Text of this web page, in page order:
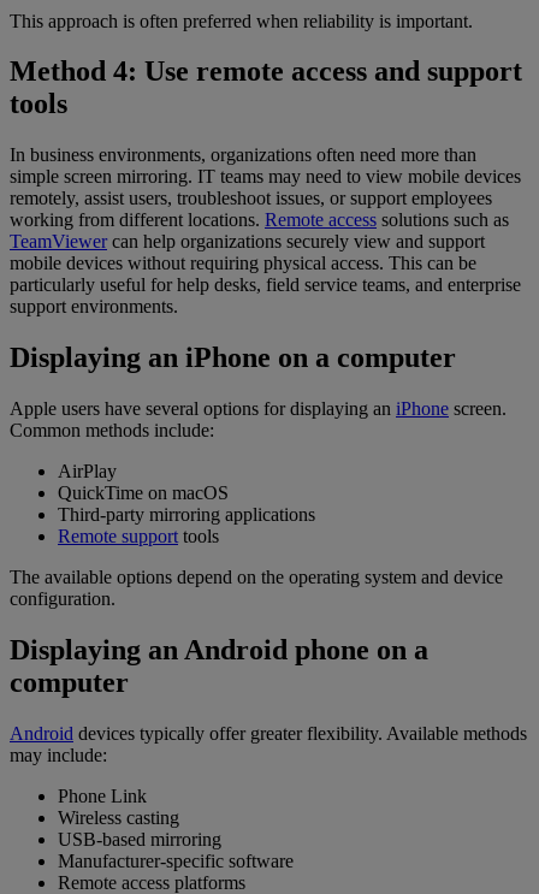
This approach is often preferred when reliability is important.
Method 4: Use remote access and support
tools
In business environments, organizations often need more than
simple screen mirroring. IT teams may need to view mobile devices
remotely, assist users, troubleshoot issues, or support employees
working from different locations. Remote access solutions such as
TeamViewercan help organizations securely view and support
mobile devices without requiring physical access. This can be
particularly useful for help desks, field service teams, and enterprise
support environments.
Displaying an iPhone on a computer
Apple users have several options for displaying an iPhone screen.
Common methods include:
AirPlay
QuickTime on macOS
Third-party mirroring applications
Remote support tools
The available options depend on the operating system and device
configuration.
Displaying an Android phone on a
computer
Android devices typically offer greater flexibility. Available methods
may include:
Phone Link
Wireless casting
USB-based mirroring
Manufacturer-specific software
Remote access platforms